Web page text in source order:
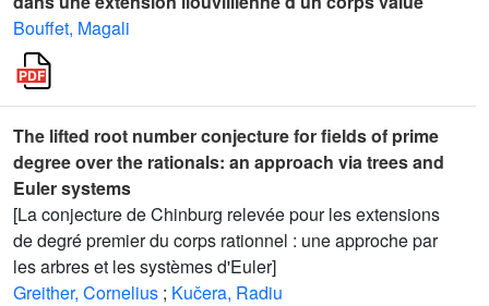
Bouffet, Magali
The lifted root number conjecture for fields of prime
degree over the rationals: an approach via trees and
Euler systems
[La conjecture de Chinburg relevée pour les extensions
de degré premier du corps rationnel : une approche par
les arbres et les systèmes d'Euler]
Greither, Cornelius ; Kučera, Radiu